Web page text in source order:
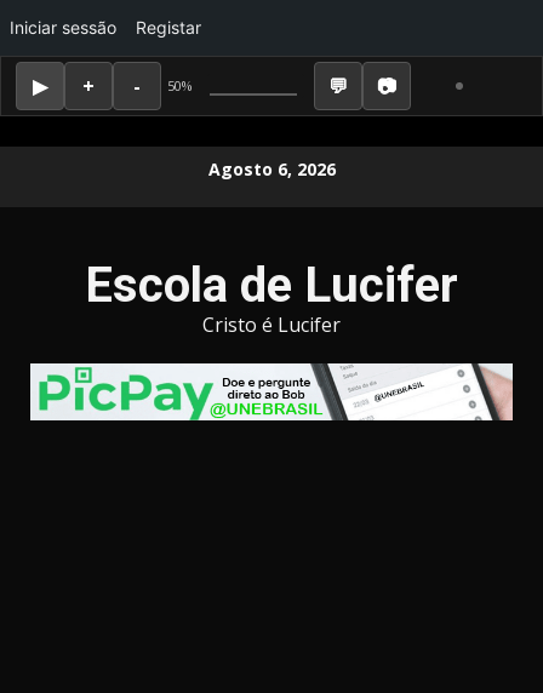
50%
Iniciar sessão Registar
Agosto 6, 2026
Escola de Lucifer
Cristo é Lucifer